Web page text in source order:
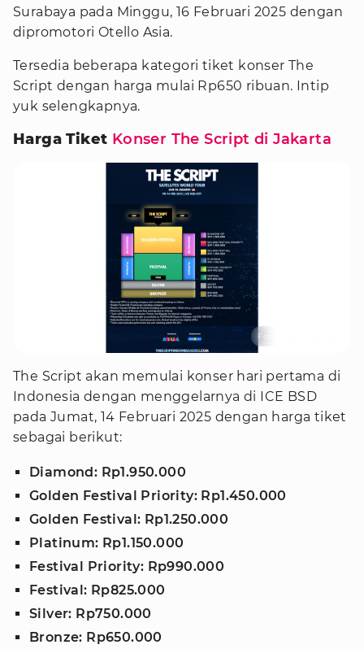
Surabaya pada Minggu, 16 Februari 2025 dengan
dipromotori Otello Asia.
Tersedia beberapa kategori tiket konser The
Script dengan harga mulai Rp650 ribuan. Intip
yuk selengkapnya.
Harga Tiket Konser The Script di Jakarta
Foto : Color Asia Live
The Script akan memulai konser hari pertama di
Indonesia dengan menggelarnya di ICE BSD
pada Jumat, 14 Februari 2025 dengan harga tiket
sebagai berikut:
Diamond: Rp1.950.000
Golden Festival Priority: Rp1.450.000
Golden Festival: Rp1.250.000
Platinum: Rp1.150.000
Festival Priority: Rp990.000
Festival: Rp825.000
Silver: Rp750.000
Bronze: Rp650.000